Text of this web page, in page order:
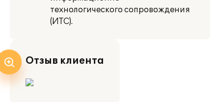
технологического сопровождения
(ИТС).
Отзыв клиента